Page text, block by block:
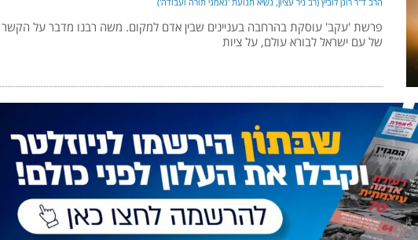
פרשת 'עקב' עוסקת בהרחבה בעניינים שבין אדם למקום. משה רבנו מדבר על הקשר
של עם ישראל לבורא עולם, על ציות